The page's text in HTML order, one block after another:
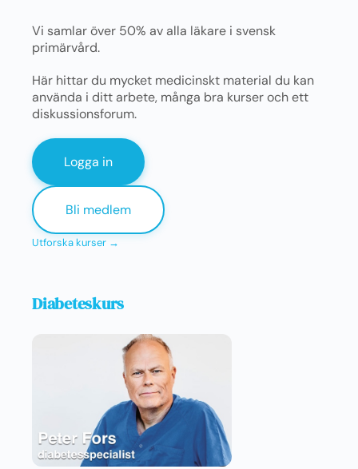
Vi samlar över 50% av alla läkare i svensk
primärvård.
Här hittar du mycket medicinskt material du kan
använda i ditt arbete, många bra kurser och ett
diskussionsforum.
Logga in
Bli medlem
Utforska kurser →
Diabeteskurs